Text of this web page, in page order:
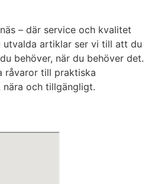
– där service och kvalitet
artiklar ser vi till att du
behöver, när du behöver det.
råvaror till praktiska
och tillgängligt.